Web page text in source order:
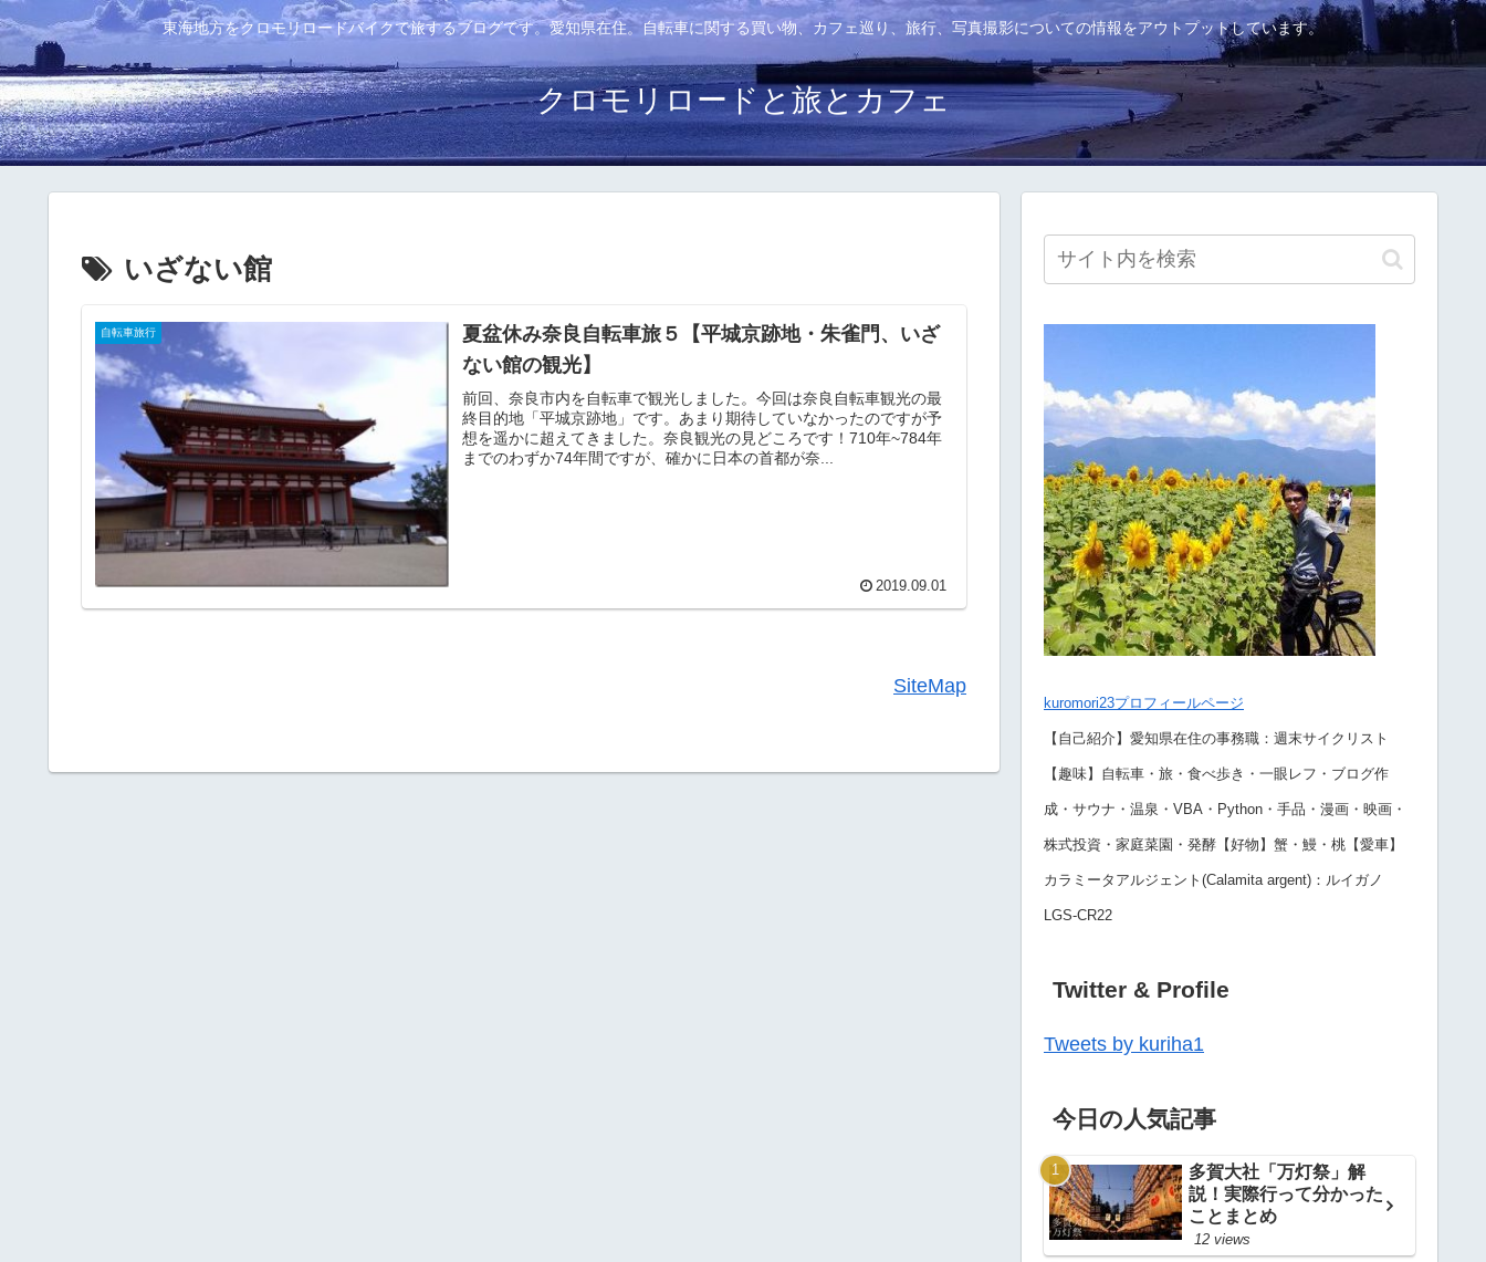
東海地方をクロモリロードバイクで旅するブログです。愛知県在住。自転車に関する買い物、カフェ巡り、旅行、写真撮影についての情報をアウトプットしています。
クロモリロードと旅とカフェ
いざない館
自転車旅行
夏盆休み奈良自転車旅５【平城京跡地・朱雀門、いざ
ない館の観光】
前回、奈良市内を自転車で観光しました。今回は奈良自転車観光の最
終目的地「平城京跡地」です。あまり期待していなかったのですが予
想を遥かに超えてきました。奈良観光の見どころです！710年~784年
までのわずか74年間ですが、確かに日本の首都が奈...
2019.09.01
SiteMap
kuromori23プロフィールページ
【自己紹介】愛知県在住の事務職：週末サイクリスト
【趣味】自転車・旅・食べ歩き・一眼レフ・ブログ作
成・サウナ・温泉・VBA・Python・手品・漫画・映画・
株式投資・家庭菜園・発酵【好物】蟹・鰻・桃【愛車】
カラミータアルジェント(Calamita argent)：ルイガノ
LGS-CR22
Twitter & Profile
Tweets by kuriha1
今日の人気記事
多賀大社「万灯祭」解
説！実際行って分かった
ことまとめ
12 views